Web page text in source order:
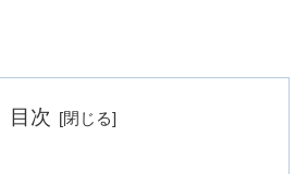
目次